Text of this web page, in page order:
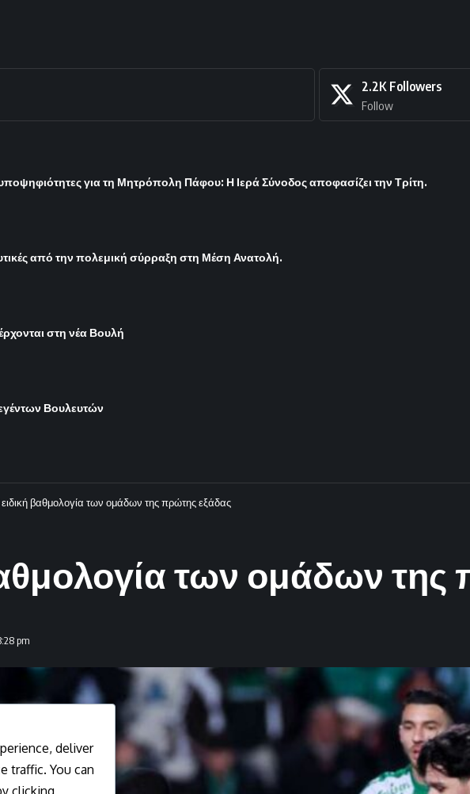
2.2K Followers
Follow
για τη Μητρόπολη Πάφου: Η Ιερά Σύνοδος αποφασίζει την Τρίτη.
από την πολεμική σύρραξη στη Μέση Ανατολή.
στη νέα Βουλή
Βουλευτών
βαθμολογία των ομάδων της πρώτης εξάδας
των ομάδων της
pm
deliver
traffic. You can